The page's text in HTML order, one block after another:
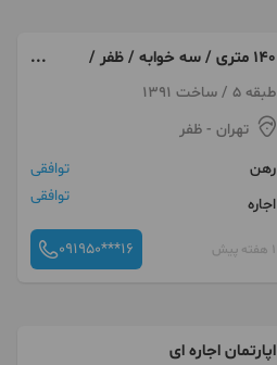
۱۴۰ متری / سه خوابه / ظفر /
اکازیون
طبقه 5 / ساخت 1391
تهران - ظفر
رهن
توافقی
اجاره
توافقی
1 هفته پیش 091950***16
اپارتمان اجاره ای